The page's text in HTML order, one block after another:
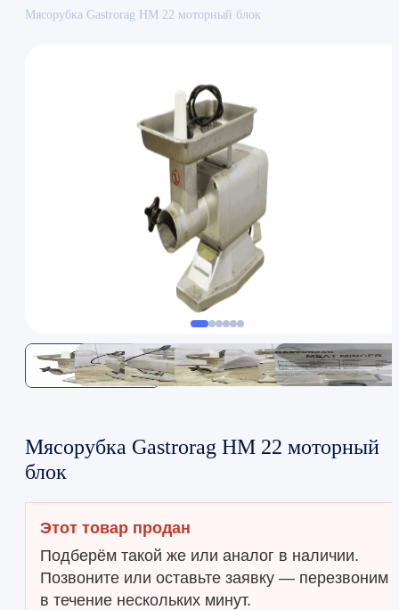
Мясорубка Gastrorag HM 22 моторный блок
Мясорубка Gastrorag HM 22 моторный
блок
Этот товар продан
Подберём такой же или аналог в наличии.
Позвоните или оставьте заявку — перезвоним
в течение нескольких минут.